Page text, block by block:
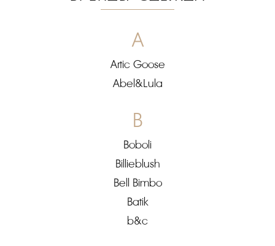
A
Artic Goose
Abel&Lula
B
Boboli
Billieblush
Bell Bimbo
Batik
b&c